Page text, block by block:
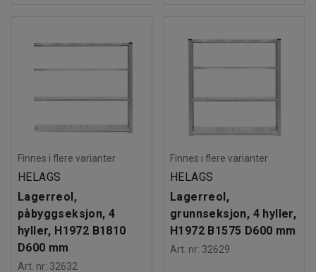
Finnes i flere varianter
HELAGS
Lagerreol,
påbyggseksjon, 4
hyller, H1972 B1810
D600 mm
Art. nr: 32632
Finnes i flere varianter
HELAGS
Lagerreol,
grunnseksjon, 4 hyller,
H1972 B1575 D600 mm
Art. nr: 32629